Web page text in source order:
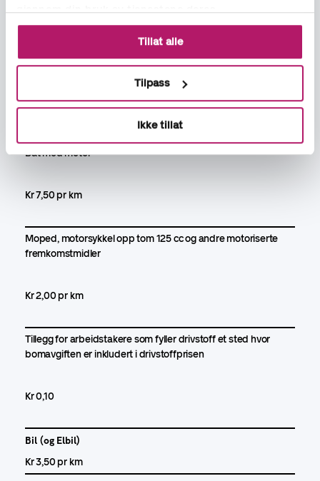
gjennom din bruk av tjenestene deres.
Tillat alle
Tilpass
Ikke tillat
Kr 2,95 pr km
Snøscooter og ATV
Kr 10,00 pr km
Båt med motor
Kr 7,50 pr km
Moped, motorsykkel opp tom 125 cc og andre motoriserte
fremkomstmidler
Kr 2,00 pr km
Tillegg for arbeidstakere som fyller drivstoff et sted hvor
bomavgiften er inkludert i drivstoffprisen
Kr 0,10
Bil (og Elbil)
Kr 3,50 pr km